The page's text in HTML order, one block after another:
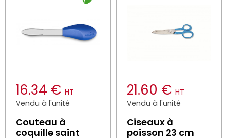
16.34 € HT
Vendu à l'unité
Couteau à
coquille saint
21.60 € HT
Vendu à l'unité
Ciseaux à
poisson 23 cm